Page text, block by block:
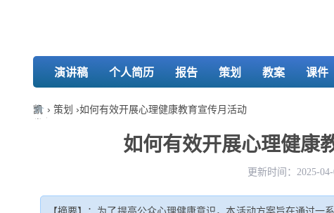
演讲稿 个人简历 报告 策划 教案 课件
凯 › 策划 ›如何有效开展心理健康教育宣传月活动
如何有效开展心理健康
更新时间：2025-